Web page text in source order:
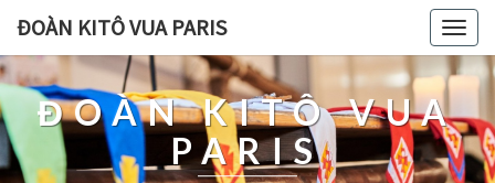
ĐOÀN KITÔ VUA PARIS
ĐOÀN KITÔ VUA
PARIS